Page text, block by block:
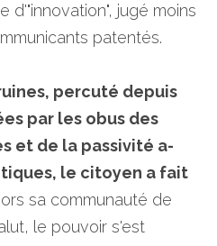
d'"innovation", jugé moins
patentés.
percuté depuis
par les obus des
et de la passivité a-
le citoyen a fait
sa communauté de
le pouvoir s'est